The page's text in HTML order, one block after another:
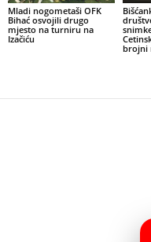
Mladi nogometaši OFK
Bihać osvojili drugo
mjesto na turniru na
Izačiću
brojni